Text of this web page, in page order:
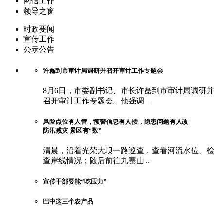
领导之窗
时政要闻
宣传工作
公示公告
许磊到市审计局调研并召开审计工作专题会
8月6日，市委副书记、市长许磊到市审计局调研并
召开审计工作专题会。他强调...
风险点位有人管，预警信息有人接，隐患问题有人改
防汛减灾 景区有“数”
清晨，沿着光荣大坝一路巡查，查看河流水位、检
查岸线情况；随后前往九寨山...
宣传干部要能“吃压力”
巴中这三个农产品